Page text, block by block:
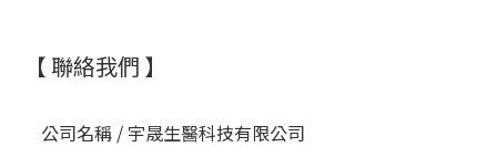
【 聯絡我們 】
公司名稱 / 宇晟生醫科技有限公司